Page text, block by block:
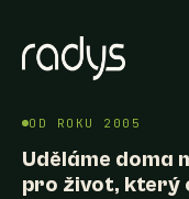
OD ROKU 2005
Uděláme doma
pro život, který